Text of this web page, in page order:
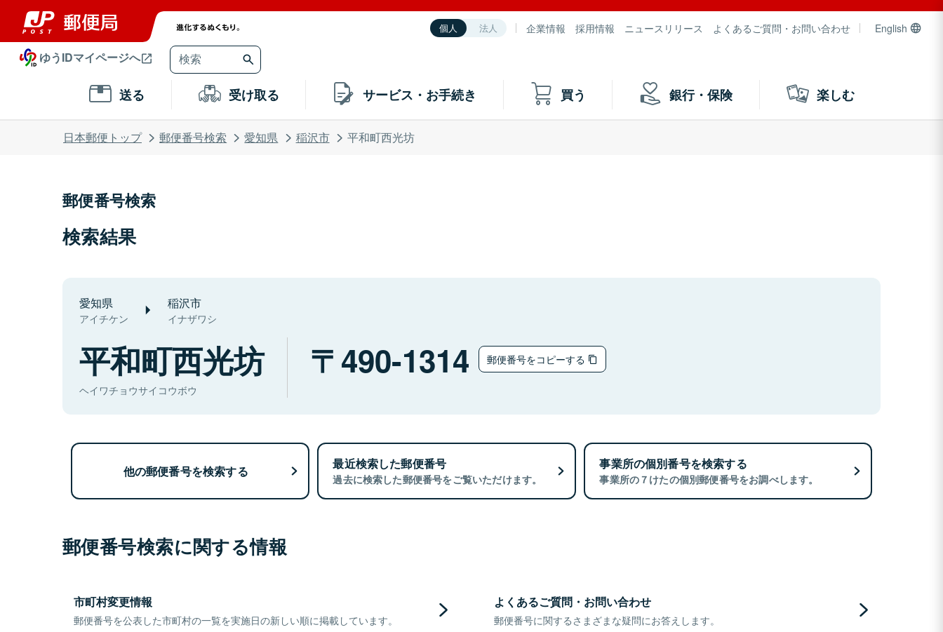
個人 法人 企業情報 採用情報 ニュースリリース よくあるご質問・お問い合わせ English
ゆうIDマイページへ
送る 受け取る サービス・お手続き 買う 銀行・保険 楽しむ
日本郵便トップ 郵便番号検索 愛知県 稲沢市 平和町西光坊
郵便番号検索
検索結果
愛知県
アイチケン
稲沢市
イナザワシ
平和町西光坊
ヘイワチョウサイコウボウ
490-1314 郵便番号をコピーする
他の郵便番号を検索する 最近検索した郵便番号
過去に検索した郵便番号をご覧いただけます。
事業所の個別番号を検索する
事業所の７けたの個別郵便番号をお調べします。
郵便番号検索に関する情報
市町村変更情報
郵便番号を公表した市町村の一覧を実施日の新しい順に掲載しています。
よくあるご質問・お問い合わせ
郵便番号に関するさまざまな疑問にお答えします。